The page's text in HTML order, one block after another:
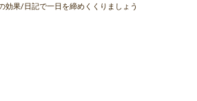
効果/日記で一日を締めくくりましょう